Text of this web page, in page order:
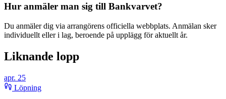
Hur anmäler man sig till Bankvarvet?
Du anmäler dig via arrangörens officiella webbplats. Anmälan sker
individuellt eller i lag, beroende på upplägg för aktuellt år.
Liknande lopp
apr. 25
Löpning